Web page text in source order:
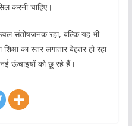
करनी चाहिए।
संतोषजनक रहा, बल्कि यह भी
का स्तर लगातार बेहतर हो रहा
नई ऊंचाइयों को छू रहे हैं।